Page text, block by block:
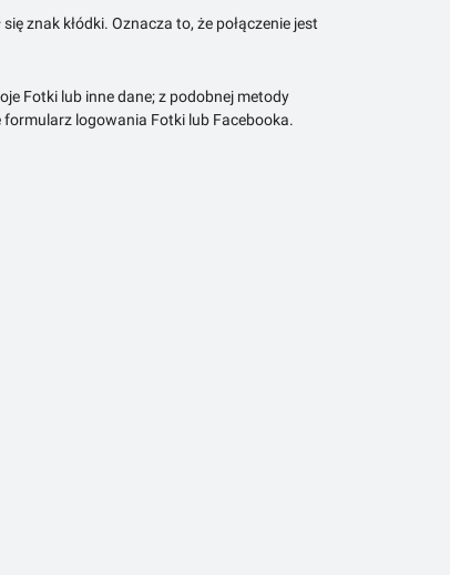
znak kłódki. Oznacza to, że połączenie jest
Fotki lub inne dane; z podobnej metody
logowania Fotki lub Facebooka.